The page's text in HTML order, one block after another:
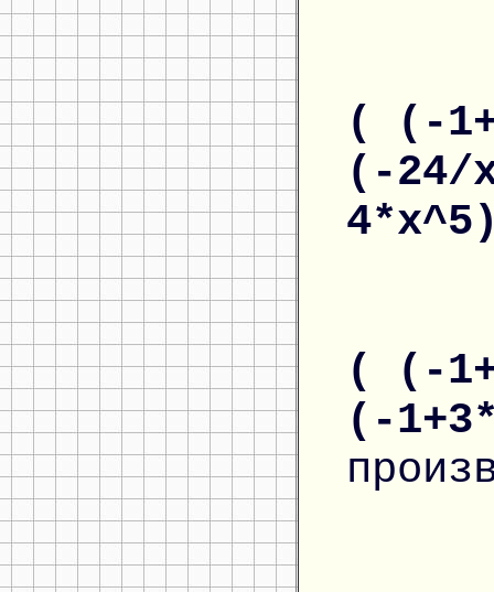
( (-
(-24/
( (-
(-